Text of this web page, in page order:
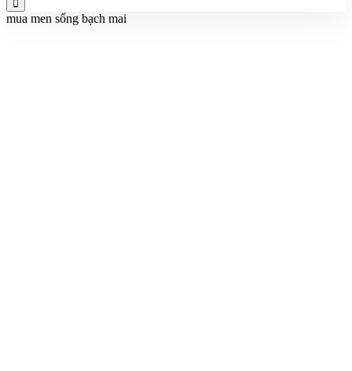
mua men sống bạch mai